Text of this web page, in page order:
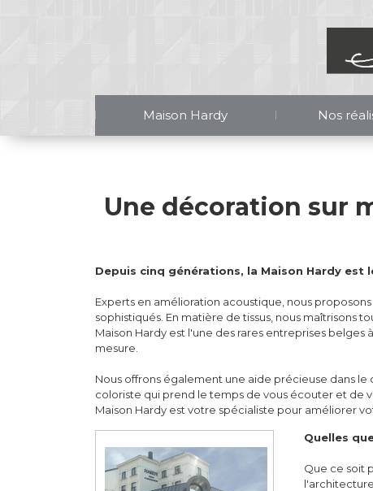
Maison Hardy Nos
Une décoration sur
Depuis cinq générations, la Maison Hardy
Experts en amélioration acoustique, nous
sophistiqués. En matière de tissus, nous maîtrisons
Maison Hardy est l'une des rares entreprises
mesure.
Nous offrons également une aide précieuse dans
coloriste qui prend le temps de vous écouter et de
Maison Hardy est votre spécialiste pour améliorer
Quelles
Que ce soit